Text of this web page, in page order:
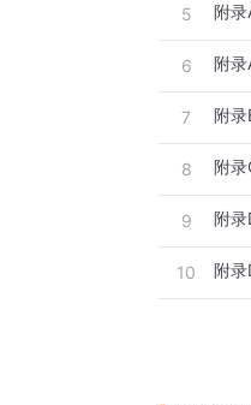
5 附录
6 附录
7 附录
8 附
9 附录
10 附录